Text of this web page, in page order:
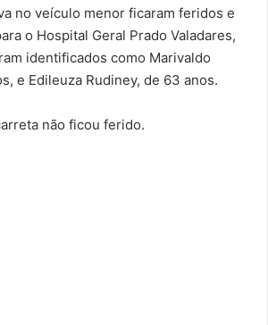
no veículo menor ficaram feridos e
o Hospital Geral Prado Valadares,
identificados como Marivaldo
e Edileuza Rudiney, de 63 anos.
não ficou ferido.